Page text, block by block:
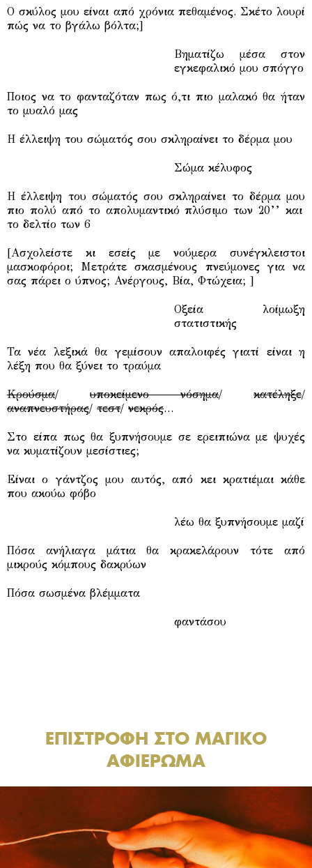
Ο σκύλος μου είναι από χρόνια πεθαμένος. Σκέτο λουρί
πώς να το βγάλω βόλτα;]
Βηματίζω μέσα στον
εγκεφαλικό μου σπόγγο
Ποιος να το φανταζόταν πως ό,τι πιο μαλακό θα ήταν
το μυαλό μας
Η έλλειψη του σώματός σου σκληραίνει το δέρμα μου
Σώμα κέλυφος
Η έλλειψη του σώματός σου σκληραίνει το δέρμα μου
πιο πολύ από το απολυμαντικό πλύσιμο των 20’’ και
το δελτίο των 6
[Ασχολείστε κι εσείς με νούμερα συνέγκλειστοι
μασκοφόροι; Μετράτε σκασμένους πνεύμονες για να
σας πάρει ο ύπνος; Ανέργους, Βία, Φτώχεια; ]
Οξεία λοίμωξη
στατιστικής
Τα νέα λεξικά θα γεμίσουν απαλοιφές γιατί είναι η
λέξη που θα ξύνει το τραύμα
Κρούσμα/ υποκείμενο νόσημα/ κατέληξε/
αναπνευστήρας/ τεστ/ νεκρός…
Στο είπα πως θα ξυπνήσουμε σε ερειπιώνα με ψυχές
να κυματίζουν μεσίστιες;
Είναι ο γάντζος μου αυτός, από κει κρατιέμαι κάθε
που ακούω φόβο
λέω θα ξυπνήσουμε μαζί
Πόσα ανήλιαγα μάτια θα κρακελάρουν τότε από
μικρούς κόμπους δακρύων
Πόσα σωσμένα βλέμματα
φαντάσου
ΕΠΙΣΤΡΟΦΗ ΣΤΟ ΜΑΓΙΚΟ
ΑΦΙΕΡΩΜΑ